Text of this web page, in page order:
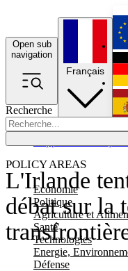
Open sub
navigation
Recherche
POLICY AREAS
Economie
Politique
Agriculture et
Santé
Technologies
Energie,
Défense
Français
L'Irlande
débat sur la